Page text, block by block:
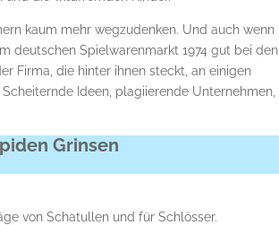
kaum mehr wegzudenken. Und auch wenn
deutschen Spielwarenmarkt 1974 gut bei den
Firma, die hinter ihnen steckt, an einigen
Ideen, plagiierende Unternehmen,
Grinsen
von Schatullen und für Schlösser.